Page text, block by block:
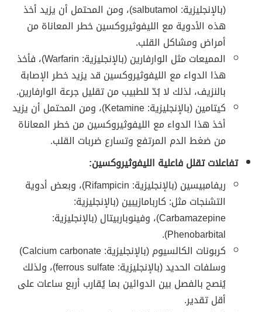
(بالإنجليزية: salbutamol)، ومن المحتمل أن يزيد أخذ
هذه الأدوية مع الليفوثيروكسين خطر المعاناة من
أمراض ومشاكل القلب.
المميعات مثل الوارفارين (بالإنجليزية: Warfarin)، فأخذ
هذا الدواء مع الليفوثيروكسين قد يزيد خطر الإصابة
بالنزيف، لذلك لا بُدّ للطبيب من تقليل جرعة الوارفارين.
كيتامين (بالإنجليزية: Ketamine)، ومن المحتمل أن يزيد
أخذ هذا الدواء مع الليفوثيروكسين من خطر المعاناة
من ضغط الدم المرتفع وتسارع ضربات القلب.
تفاعلات تقلل فاعلية الليفوثيروكسين:
ريفامبيسين (بالإنجليزية: Rifampicin)، وبعض أدوية
التشنجات مثل: كاربامازيبين (بالإنجليزية:
Carbamazepine)، وفينوباربيتال (بالإنجليزية:
Phenobarbital).
كربونات الكالسيوم (بالإنجليزية: Calcium carbonate)
وسلفات الحديد (بالإنجليزية: ferrous sulfate)، ولذلك
يُنصح بالفصل بين الدوائين بما يُقارب أربع ساعات على
أقل تقدير.